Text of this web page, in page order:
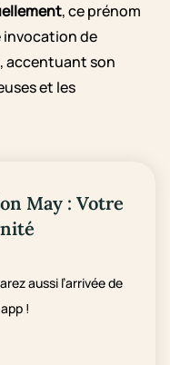
, ce prénom
invocation de
accentuant son
et les
May : Votre
aussi l’arrivée de
!